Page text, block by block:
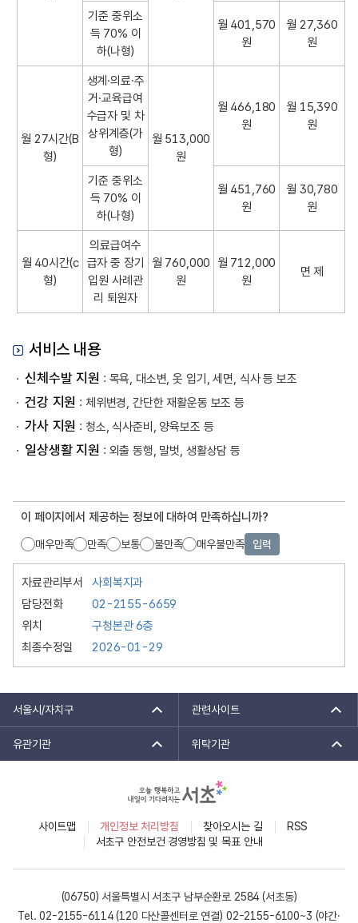
공
득
전
가
정
부
지
본
부
담
금
안
내
기준 중위소
득 70% 이
하(나형)
월 401,570
원
월 27,360
원
월 27시간(B
형)
생계·의료·주
거·교육급여
수급자 및 차
상위계층(가
형)
월 513,000
원
월 466,180
원
월 15,390
원
기준 중위소
득 70% 이
하(나형)
월 451,760
원
월 30,780
원
월 40시간(c
형)
의료급여수
급자 중 장기
입원 사례관
리 퇴원자
월 760,000
원
월 712,000
원
면 제
서비스 내용
신체수발 지원 : 목욕, 대소변, 옷 입기, 세면, 식사 등 보조
건강 지원 : 체위변경, 간단한 재활운동 보조 등
가사 지원 : 청소, 식사준비, 양육보조 등
일상생활 지원 : 외출 동행, 말벗, 생활상담 등
이 페이지에서 제공하는 정보에 대하여 만족하십니까?
매우만족 만족 보통 불만족 매우불만족 입력
자료관리부서
사회복지과
담당전화
02-2155-6659
위치
구청본관 6층
최종수정일
2026-01-29
서울시/자치구 관련사이트
유관기관 위탁기관
사이트맵 개인정보 처리방침 찾아오시는 길
RSS
서초구 안전보건 경영방침 및 목표 안내
(06750) 서울특별시 서초구 남부순환로 2584 (서초동)
Tel. 02-2155-6114 (120 다산콜센터로 연결) 02-2155-6100~3 (야간·